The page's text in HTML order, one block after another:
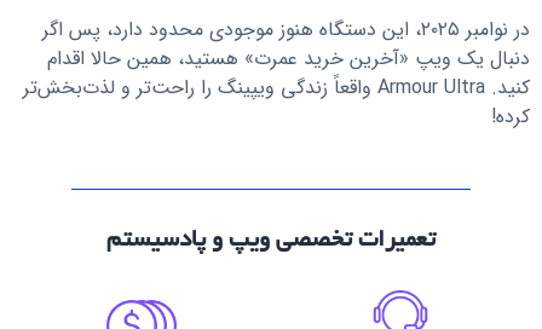
در نوامبر ۲۰۲۵، این دستگاه هنوز موجودی محدود دارد، پس اگر
دنبال یک ویپ «آخرین خرید عمرت» هستید، همین حالا اقدام
کنید. Armour Ultra واقعاً زندگی ویپینگ را راحت‌تر و لذت‌بخش‌تر
کرده!
تعمیرات تخصصی ویپ و پادسیستم